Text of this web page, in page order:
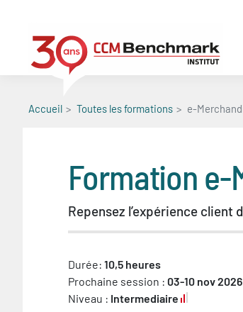
contenu
principal
Accueil Toutes les formations e-
Formation e-
Repensez l’expérience client
Durée: 10,5 heures
Prochaine session : 03-10 nov 2026
Niveau : Intermediaire